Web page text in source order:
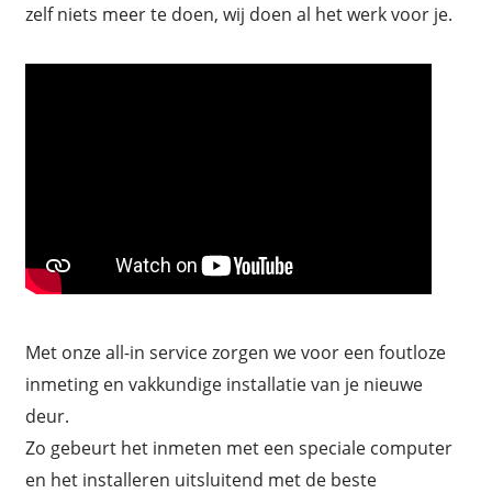
zelf niets meer te doen, wij doen al het werk voor je.
Met onze all-in service zorgen we voor een foutloze
inmeting en vakkundige installatie van je nieuwe
deur.
Zo gebeurt het inmeten met een speciale computer
en het installeren uitsluitend met de beste